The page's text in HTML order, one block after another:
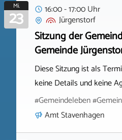
Mi.
23
16:00 - 17:00 Uhr
Jürgenstorf
Sitzung der
Gemeinde
Diese Sitzung ist als
keine Details und keine
#Gemeindeleben
Amt Stavenhagen